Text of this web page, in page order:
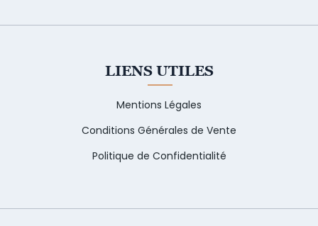
LIENS UTILES
Mentions Légales
Conditions Générales de Vente
Politique de Confidentialité